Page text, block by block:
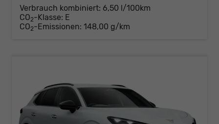
Verbrauch kombiniert: 6,50 l/100km
CO2-Klasse: E
CO2-Emissionen: 148,00 g/km